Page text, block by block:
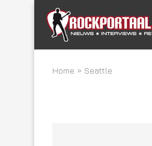
Home » Seattle